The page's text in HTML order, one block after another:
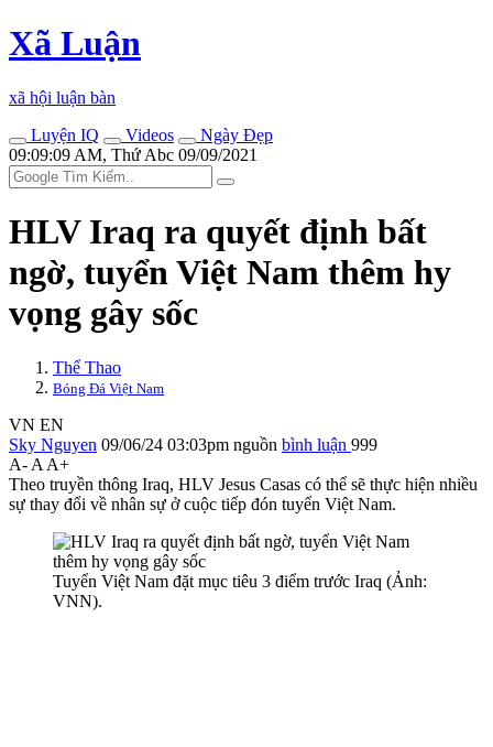
Xã Luận
xã hội luận bàn
Luyện IQ
Videos
Ngày Đẹp
09:09:09 AM, Thứ Abc 09/09/2021
HLV Iraq ra quyết định bất
ngờ, tuyển Việt Nam thêm hy
vọng gây sốc
Thể Thao
Bóng Đá Việt Nam
VN EN
Sky Nguyen 09/06/24 03:03pm nguồn bình luận 999
A- A A+
Theo truyền thông Iraq, HLV Jesus Casas có thể sẽ thực hiện nhiều
sự thay đổi về nhân sự ở cuộc tiếp đón tuyển Việt Nam.
Tuyển Việt Nam đặt mục tiêu 3 điểm trước Iraq (Ảnh:
VNN).